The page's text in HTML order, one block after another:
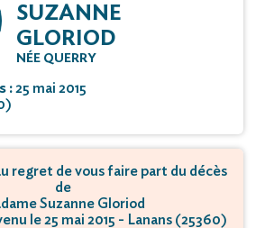
SUZANNE
GLORIOD
NÉE QUERRY
:25 mai 2015
regret de vous faire part du décès
de
Suzanne Gloriod
le 25 mai 2015 - Lanans (25360)